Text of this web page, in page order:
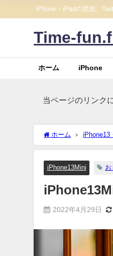
iPhone・iPadの壁紙、
Time-
ホーム iPhone
当ページのリンク
ホーム iPhone13
iPhone13Mini お
2022年4月29日